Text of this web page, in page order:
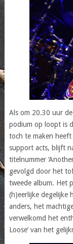
Als om 20.30 uur
podium op loopt is
toch te maken
support acts, blijft
titelnummer
gevolgd door het
tweede album. Het
(h)eerlijke degelijke
anders, het
verwelkomd het
Loose’ van het